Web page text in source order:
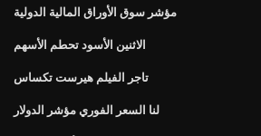
مؤشر سوق الأوراق المالية الدولية
الاثنين الأسود تحطم الأسهم
تاجر الفيلم هيرست تكساس
لنا السعر الفوري مؤشر الدولار